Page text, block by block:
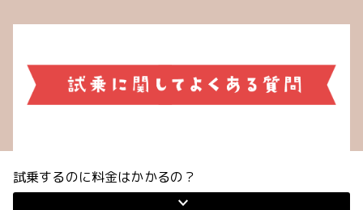
試乗するのに料金はかかるの？